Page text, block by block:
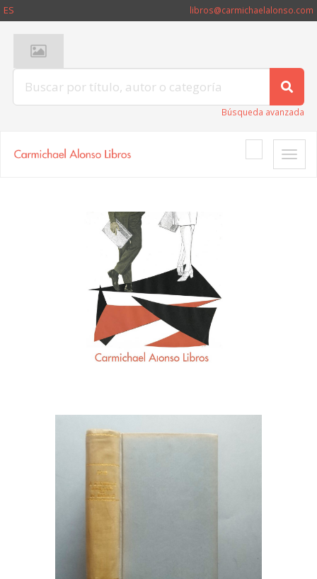
ES libros@carmichaelalonso.com
Búsqueda avanzada
Toggle